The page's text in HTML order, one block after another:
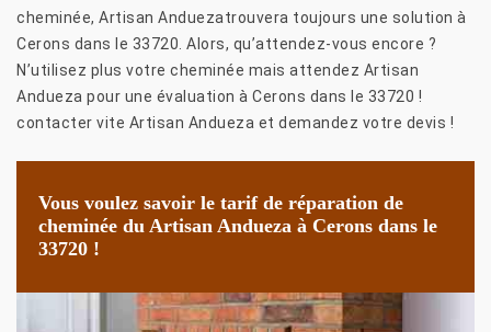
cheminée, Artisan Anduezatrouvera toujours une solution à
Cerons dans le 33720. Alors, qu’attendez-vous encore ?
N’utilisez plus votre cheminée mais attendez Artisan
Andueza pour une évaluation à Cerons dans le 33720 !
contacter vite Artisan Andueza et demandez votre devis !
Vous voulez savoir le tarif de réparation de
cheminée du Artisan Andueza à Cerons dans le
33720 !